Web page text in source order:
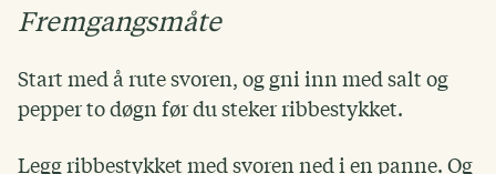
Fremgangsmåte
Start med å rute svoren, og gni inn med salt og
pepper to døgn før du steker ribbestykket.
Legg ribbestykket med svoren ned i en panne. Og